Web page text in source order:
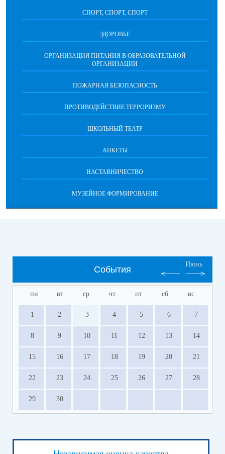
СПОРТ, СПОРТ, СПОРТ
ЗДОРОВЬЕ
ОРГАНИЗАЦИЯ ПИТАНИЯ В ОБРАЗОВАТЕЛЬНОЙ
ОРГАНИЗАЦИИ
ПОЖАРНАЯ БЕЗОПАСНОСТЬ
ПРОТИВОДЕЙСТВИЕ ТЕРРОРИЗМУ
ШКОЛЬНЫЙ ТЕАТР
АНКЕТЫ
НАСТАВНИЧЕСТВО
МУЗЕЙНОЕ ФОРМИРОВАНИЕ
События
Июнь
пн вт ср чт пт сб вс
1 2 3 4 5 6 7
8 9 10 11 12 13 14
15 16 17 18 19 20 21
22 23 24 25 26 27 28
29 30